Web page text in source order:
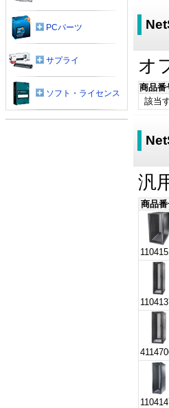
オ
商品番
該当
汎
商品
PCパーツ
サプライ
ソフト・ライセンス